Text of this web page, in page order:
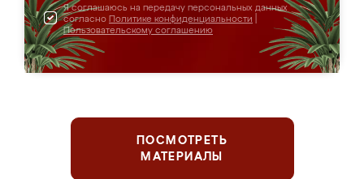
Я соглашаюсь на передачу персональных данных
согласно Политике конфиденциальности
Пользовательскому соглашению
ПОСМОТРЕТЬ
МАТЕРИАЛЫ